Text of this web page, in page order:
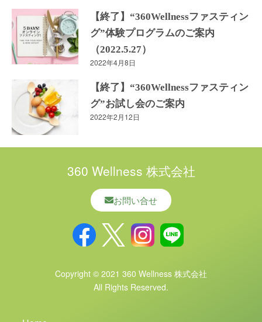
【終了】“360Wellnessファスティン
グ”体験プログラムのご案内
（2022.5.27）
2022年4月8日
【終了】“360Wellnessファスティン
グ”お試し会のご案内
2022年2月12日
360 Wellness 株式会社
お問い合せ
Copyright © 2021 360 Wellness 株式会社
All Rights Reserved.